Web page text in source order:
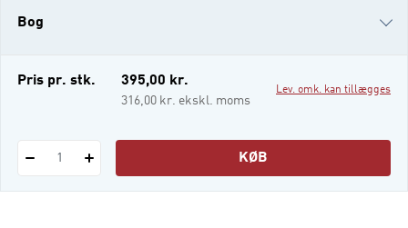
Formålet med denne antologi er at
præsentere og
Bog
e-bog
Pris pr. stk. 395,00 kr.
316,00 kr. ekskl. moms
Lev. omk. kan tillægges
1 KØB